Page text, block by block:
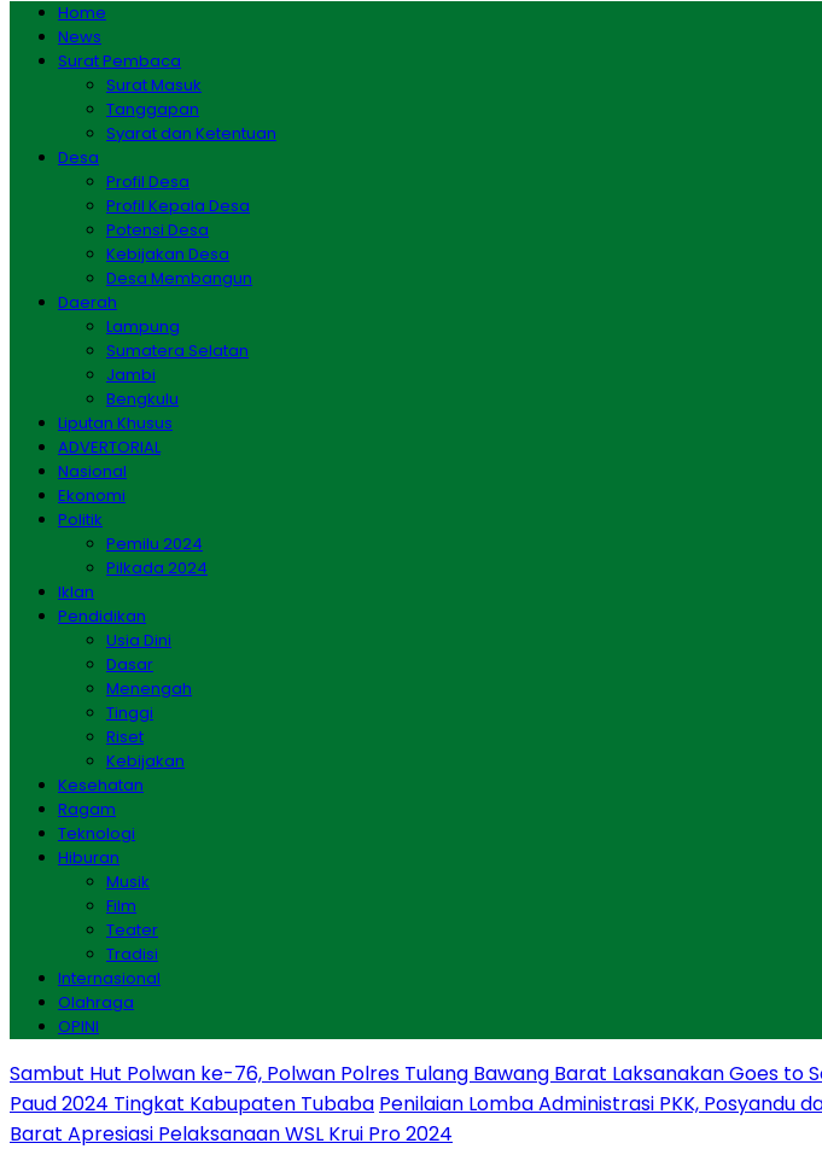
Home
News
Surat Pembaca
Surat Masuk
Tanggapan
Syarat dan Ketentuan
Desa
Profil Desa
Profil Kepala Desa
Potensi Desa
Kebijakan Desa
Desa Membangun
Daerah
Lampung
Sumatera Selatan
Jambi
Bengkulu
Liputan Khusus
ADVERTORIAL
Nasional
Ekonomi
Politik
Pemilu 2024
Pilkada 2024
Iklan
Pendidikan
Usia Dini
Dasar
Menengah
Tinggi
Riset
Kebijakan
Kesehatan
Ragam
Teknologi
Hiburan
Musik
Film
Teater
Tradisi
Internasional
Olahraga
OPINI
Sambut Hut Polwan ke-76, Polwan Polres Tulang Bawang Barat Laksanakan Goes to
Paud 2024 Tingkat Kabupaten Tubaba Penilaian Lomba Administrasi PKK, Posyandu
Barat Apresiasi Pelaksanaan WSL Krui Pro 2024